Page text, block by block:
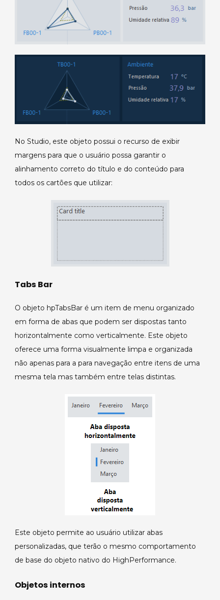
No Studio, este objeto possui o recurso de exibir
margens para que o usuário possa garantir o
alinhamento correto do título e do conteúdo para
todos os cartões que utilizar:
Tabs Bar
O objeto hpTabsBar é um item de menu organizado
em forma de abas que podem ser dispostas tanto
horizontalmente como verticalmente. Este objeto
oferece uma forma visualmente limpa e organizada
não apenas para a para navegação entre itens de uma
mesma tela mas também entre telas distintas.
Este objeto permite ao usuário utilizar abas
personalizadas, que terão o mesmo comportamento
de base do objeto nativo do HighPerformance.
Objetos internos